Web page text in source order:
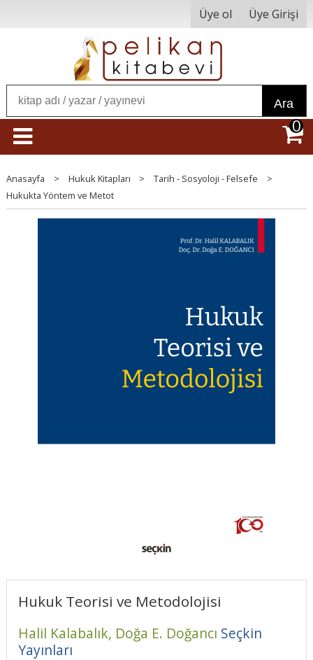
Üye ol Üye Girişi
Ara
0
Anasayfa > Hukuk Kitapları > Tarih - Sosyoloji - Felsefe
>
Hukukta Yöntem ve Metot
Hukuk Teorisi ve Metodolojisi
Halil Kalabalık, Doğa E. Doğancı Seçkin
Yayınları